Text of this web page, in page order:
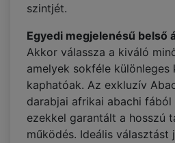
szintjét.
Egyedi megjelenésű belső
Akkor válassza a kiváló
amelyek sokféle különleges
kaphatóak. Az exkluzív
darabjai afrikai abachi
ezekkel garantált a hosszú
működés. Ideális választást